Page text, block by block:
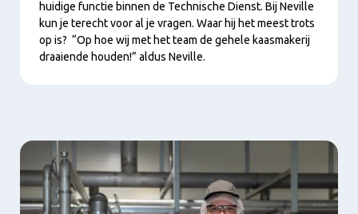
huidige functie binnen de Technische Dienst. Bij Neville
kun je terecht voor al je vragen. Waar hij het meest trots
op is? “Op hoe wij met het team de gehele kaasmakerij
draaiende houden!” aldus Neville.